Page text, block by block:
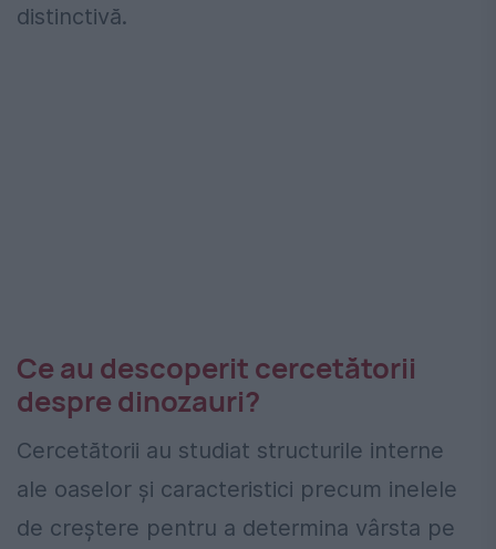
distinctivă.
Ce au descoperit cercetătorii
despre dinozauri?
Cercetătorii au studiat structurile interne
ale oaselor și caracteristici precum inelele
de creștere pentru a determina vârsta pe